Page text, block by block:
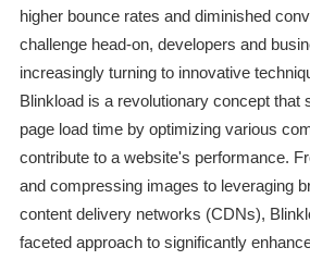
higher bounce rates and diminished
challenge head-on, developers and
increasingly turning to innovative
Blinkload is a revolutionary concept that
page load time by optimizing various
contribute to a website's performance.
and compressing images to leveraging
content delivery networks (CDNs),
faceted approach to significantly